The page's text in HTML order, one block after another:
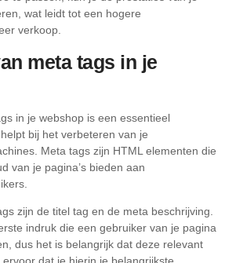
wat leidt tot een hogere
verkoop.
meta tags in je
in je webshop is een essentieel
bij het verbeteren van je
Meta tags zijn HTML elementen die
van je pagina’s bieden aan
zijn de titel tag en de meta beschrijving.
indruk die een gebruiker van je pagina
dus het is belangrijk dat deze relevant